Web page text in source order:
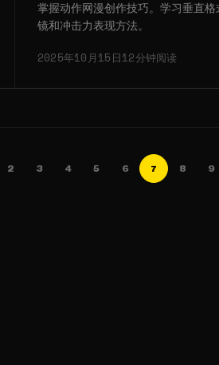
掌握动作网漫创作技巧。学习垂直
镜和冲击力表现方法。
2025年10月15日12分钟阅读
2 3 4 5 6 7 8 9